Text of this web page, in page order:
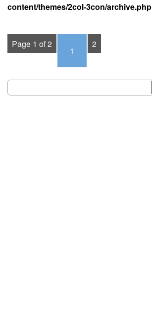
content/themes/2col-3con/archive.php
Page 1 of 2
1
2